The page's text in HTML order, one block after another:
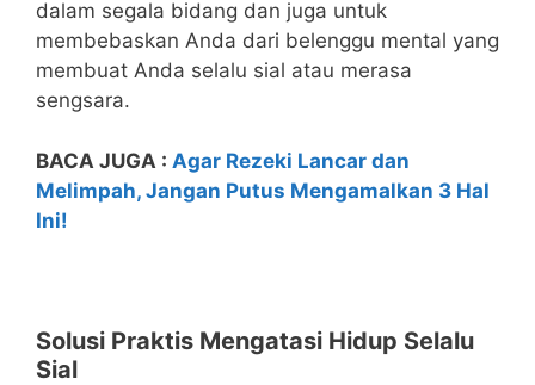
dalam segala bidang dan juga untuk
membebaskan Anda dari belenggu mental yang
membuat Anda selalu sial atau merasa
sengsara.
BACA JUGA : Agar Rezeki Lancar dan
Melimpah, Jangan Putus Mengamalkan 3 Hal
Ini!
Solusi Praktis Mengatasi Hidup Selalu
Sial